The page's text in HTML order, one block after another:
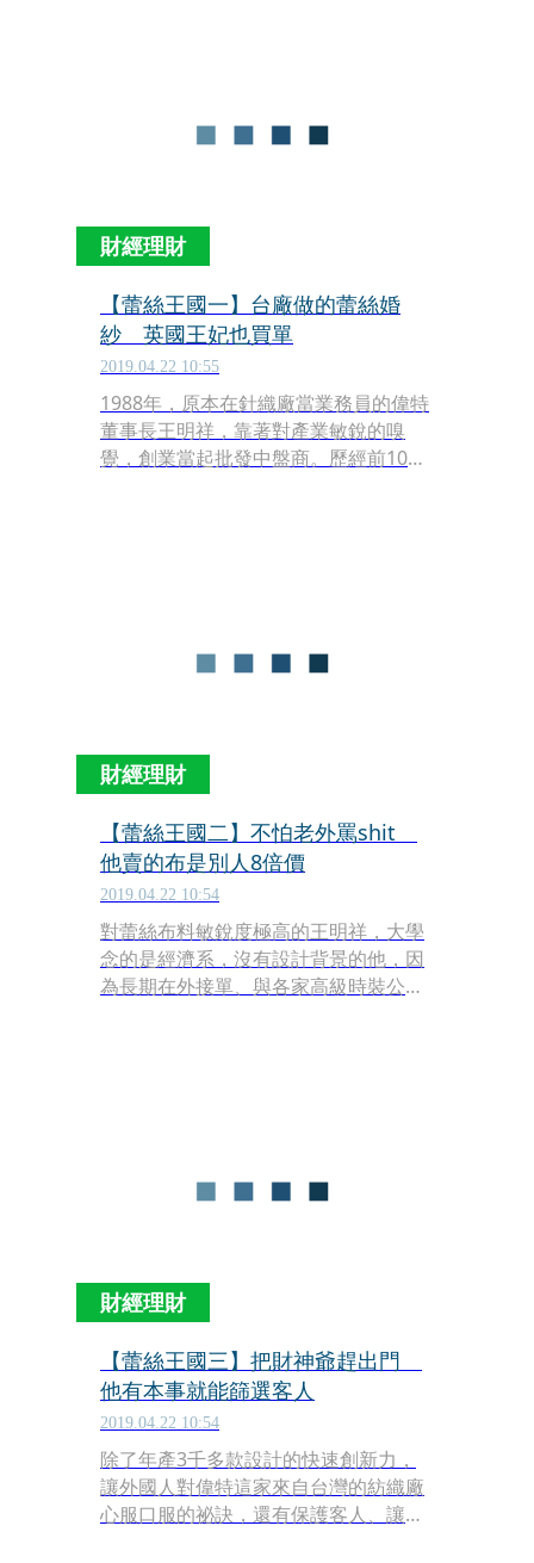
財經理財
【蕾絲王國一】台廠做的蕾絲婚
紗 英國王妃也買單
2019.04.22 10:55
1988年，原本在針織廠當業務員的偉特
董事長王明祥，靠著對產業敏銳的嗅
覺，創業當起批發中盤商。歷經前10年
財經理財
【蕾絲王國二】不怕老外罵shit
他賣的布是別人8倍價
2019.04.22 10:54
對蕾絲布料敏銳度極高的王明祥，大學
念的是經濟系，沒有設計背景的他，因
為長期在外接單、與各家高級時裝公司
財經理財
【蕾絲王國三】把財神爺趕出門
他有本事就能篩選客人
2019.04.22 10:54
除了年產3千多款設計的快速創新力，
讓外國人對偉特這家來自台灣的紡織廠
心服口服的祕訣，還有保護客人、讓